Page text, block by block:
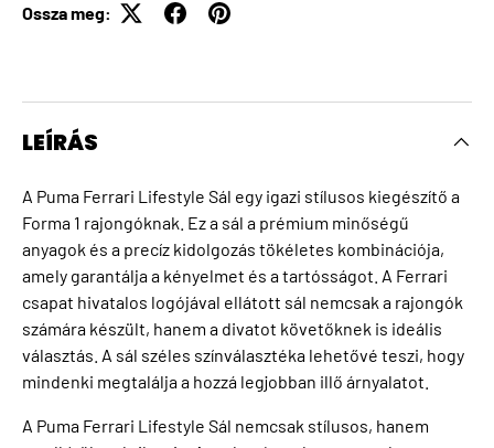
Ossza meg:
LEÍRÁS
A Puma Ferrari Lifestyle Sál egy igazi stílusos kiegészítő a
Forma 1 rajongóknak. Ez a sál a prémium minőségű
anyagok és a precíz kidolgozás tökéletes kombinációja,
amely garantálja a kényelmet és a tartósságot. A Ferrari
csapat hivatalos logójával ellátott sál nemcsak a rajongók
számára készült, hanem a divatot követőknek is ideális
választás. A sál széles színválasztéka lehetővé teszi, hogy
mindenki megtalálja a hozzá legjobban illő árnyalatot.
A Puma Ferrari Lifestyle Sál nemcsak stílusos, hanem